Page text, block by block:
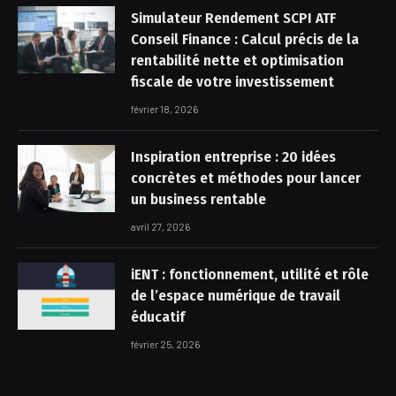
Simulateur Rendement SCPI ATF
Conseil Finance : Calcul précis de la
rentabilité nette et optimisation
fiscale de votre investissement
février 18, 2026
Inspiration entreprise : 20 idées
concrètes et méthodes pour lancer
un business rentable
avril 27, 2026
iENT : fonctionnement, utilité et rôle
de l’espace numérique de travail
éducatif
février 25, 2026